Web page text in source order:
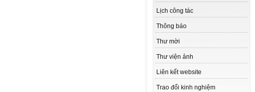
Lịch công tác
Thông báo
Thư mời
Thư viện ảnh
Liên kết website
Trao đổi kinh nghiệm